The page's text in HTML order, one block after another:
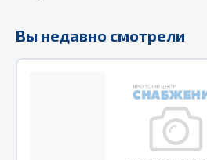
Показать ещё
Соединительные элементы
Вы недавно смотрели